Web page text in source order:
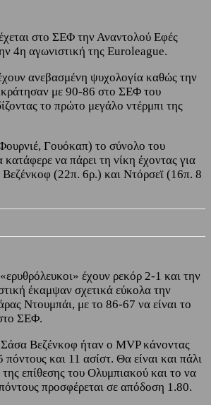
στο ΣΕΦ την Αναντολού Εφές
4η αγωνιστική της Euroleague.
ανεβασμένη ψυχολογία καθώς την
με 90-86 στο ΣΕΦ του
το πρώτο μεγάλο ντέρμπι της
Γουόκαπ) το σύνολο του
να πάρει τη νίκη έχοντας για
Βεζένκοφ (22π. 6ρ.) και Ντόρσεϊ (16π. 8
έχουν ρεκόρ 2-1 και την
έκαμψαν σχετικά εύκολα την
Ντουμπάι, με το 86-67 να είναι το
ΣΕΦ.
Βεζένκοφ ήταν ο MVP κάνοντας
και 11 ασίστ. Θα είναι και πάλι
επίθεσης του Ολυμπιακού και το να
προσφέρεται σε απόδοση 1.80.